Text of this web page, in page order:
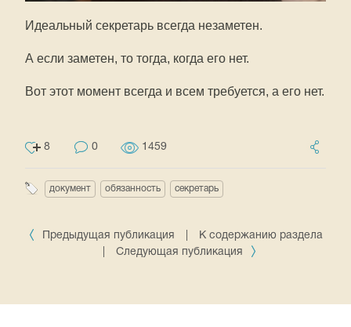
Идеальный секретарь всегда незаметен.
А если заметен, то тогда, когда его нет.
Вот этот момент всегда и всем требуется, а его нет.
8 0 1459
документ обязанность секретарь
Предыдущая публикация
К содержанию раздела
Следующая публикация